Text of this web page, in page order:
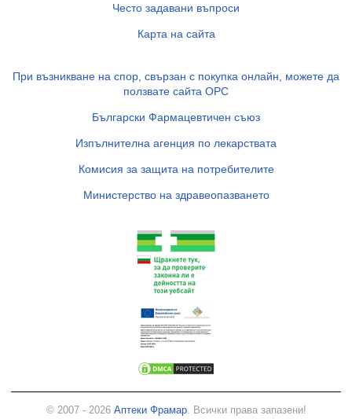
Често задавани въпроси
Карта на сайта
При възникване на спор, свързан с покупка онлайн, можете да
ползвате сайта ОРС
Български Фармацевтичен съюз
Изпълнителна агенция по лекарствата
Комисия за защита на потребителите
Министерство на здравеопазването
© 2007 - 2026 Аптеки Фрамар. Всички права запазени!